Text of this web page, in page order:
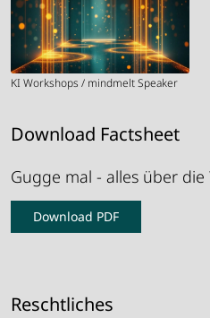
KI Workshops / mindmelt Speaker
Download Factsheet
Gugge mal - alles über die
Download PDF
Reschtliches